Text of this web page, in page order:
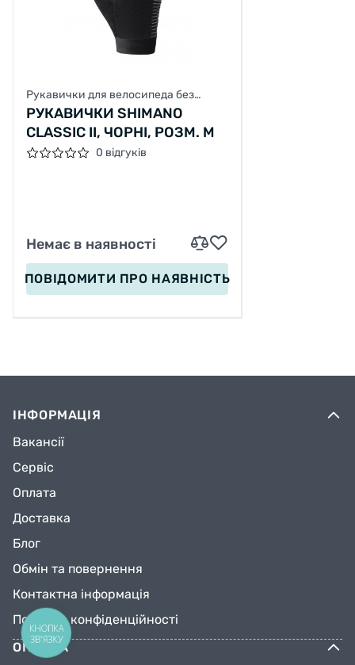
Рукавички для велосипеда без
пальців
РУКАВИЧКИ SHIMANO
CLASSIC II, ЧОРНІ, РОЗМ. M
0 відгуків
Немає в наявності
ПОВІДОМИТИ ПРО НАЯВНІСТЬ
ІНФОРМАЦІЯ
Вакансії
Сервіс
Оплата
Доставка
Блог
Обмін та повернення
Контактна інформація
Політика конфіденційності
ОПЛАТА
КНОПКА
ЗВ'ЯЗКУ